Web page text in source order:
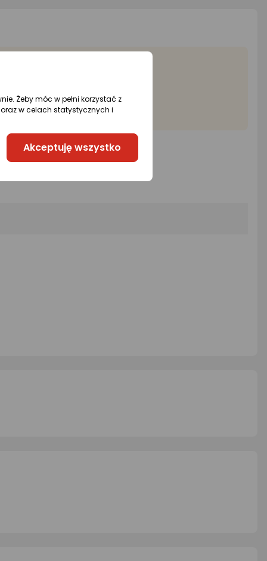
Żeby móc w pełni korzystać z
w celach statystycznych i
Akceptuję wszystko